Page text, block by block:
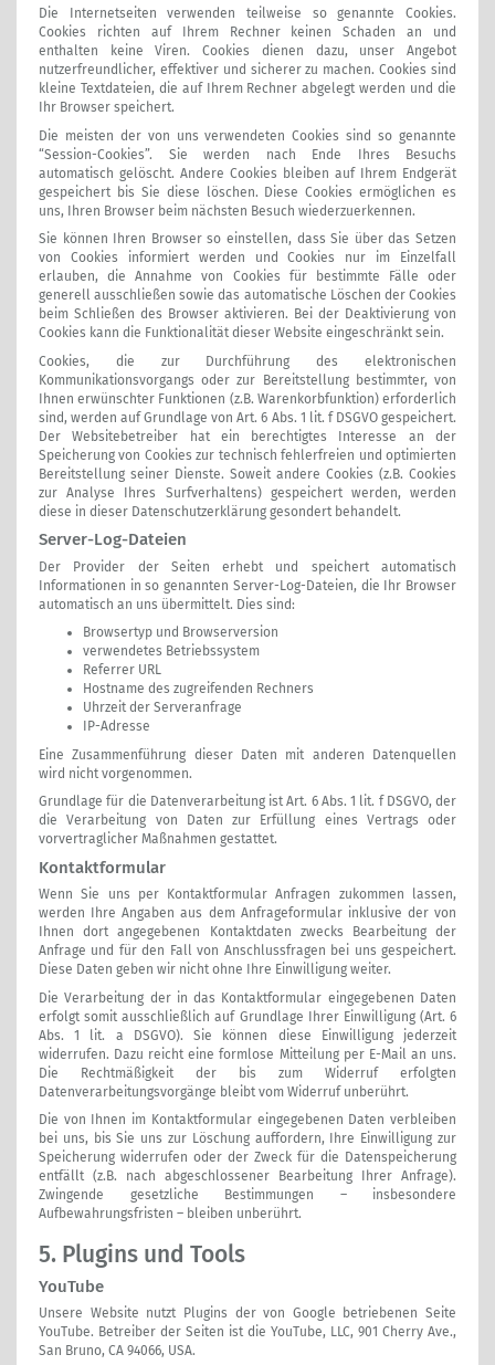
Die Internetseiten verwenden teilweise so genannte Cookies.
Cookies richten auf Ihrem Rechner keinen Schaden an und
enthalten keine Viren. Cookies dienen dazu, unser Angebot
nutzerfreundlicher, effektiver und sicherer zu machen. Cookies sind
kleine Textdateien, die auf Ihrem Rechner abgelegt werden und die
Ihr Browser speichert.
Die meisten der von uns verwendeten Cookies sind so genannte
“Session-Cookies”. Sie werden nach Ende Ihres Besuchs
automatisch gelöscht. Andere Cookies bleiben auf Ihrem Endgerät
gespeichert bis Sie diese löschen. Diese Cookies ermöglichen es
uns, Ihren Browser beim nächsten Besuch wiederzuerkennen.
Sie können Ihren Browser so einstellen, dass Sie über das Setzen
von Cookies informiert werden und Cookies nur im Einzelfall
erlauben, die Annahme von Cookies für bestimmte Fälle oder
generell ausschließen sowie das automatische Löschen der Cookies
beim Schließen des Browser aktivieren. Bei der Deaktivierung von
Cookies kann die Funktionalität dieser Website eingeschränkt sein.
Cookies, die zur Durchführung des elektronischen
Kommunikationsvorgangs oder zur Bereitstellung bestimmter, von
Ihnen erwünschter Funktionen (z.B. Warenkorbfunktion) erforderlich
sind, werden auf Grundlage von Art. 6 Abs. 1 lit. f DSGVO gespeichert.
Der Websitebetreiber hat ein berechtigtes Interesse an der
Speicherung von Cookies zur technisch fehlerfreien und optimierten
Bereitstellung seiner Dienste. Soweit andere Cookies (z.B. Cookies
zur Analyse Ihres Surfverhaltens) gespeichert werden, werden
diese in dieser Datenschutzerklärung gesondert behandelt.
Server-Log-Dateien
Der Provider der Seiten erhebt und speichert automatisch
Informationen in so genannten Server-Log-Dateien, die Ihr Browser
automatisch an uns übermittelt. Dies sind:
Browsertyp und Browserversion
verwendetes Betriebssystem
Referrer URL
Hostname des zugreifenden Rechners
Uhrzeit der Serveranfrage
IP-Adresse
Eine Zusammenführung dieser Daten mit anderen Datenquellen
wird nicht vorgenommen.
Grundlage für die Datenverarbeitung ist Art. 6 Abs. 1 lit. f DSGVO, der
die Verarbeitung von Daten zur Erfüllung eines Vertrags oder
vorvertraglicher Maßnahmen gestattet.
Kontaktformular
Wenn Sie uns per Kontaktformular Anfragen zukommen lassen,
werden Ihre Angaben aus dem Anfrageformular inklusive der von
Ihnen dort angegebenen Kontaktdaten zwecks Bearbeitung der
Anfrage und für den Fall von Anschlussfragen bei uns gespeichert.
Diese Daten geben wir nicht ohne Ihre Einwilligung weiter.
Die Verarbeitung der in das Kontaktformular eingegebenen Daten
erfolgt somit ausschließlich auf Grundlage Ihrer Einwilligung (Art. 6
Abs. 1 lit. a DSGVO). Sie können diese Einwilligung jederzeit
widerrufen. Dazu reicht eine formlose Mitteilung per E-Mail an uns.
Die Rechtmäßigkeit der bis zum Widerruf erfolgten
Datenverarbeitungsvorgänge bleibt vom Widerruf unberührt.
Die von Ihnen im Kontaktformular eingegebenen Daten verbleiben
bei uns, bis Sie uns zur Löschung auffordern, Ihre Einwilligung zur
Speicherung widerrufen oder der Zweck für die Datenspeicherung
entfällt (z.B. nach abgeschlossener Bearbeitung Ihrer Anfrage).
Zwingende gesetzliche Bestimmungen – insbesondere
Aufbewahrungsfristen – bleiben unberührt.
5. Plugins und Tools
YouTube
Unsere Website nutzt Plugins der von Google betriebenen Seite
YouTube. Betreiber der Seiten ist die YouTube, LLC, 901 Cherry Ave.,
San Bruno, CA 94066, USA.